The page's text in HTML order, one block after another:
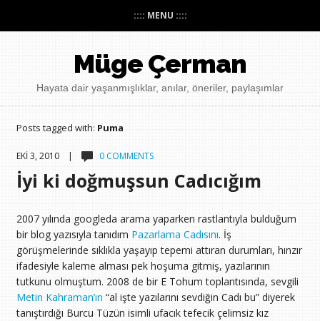
:::: MENU ::::
Müge Çerman
Hayata dair yaşanmışlıklar, anılar, öneriler, paylaşımlar
Posts tagged with: Puma
EKI 3, 2010 | 0 COMMENTS
İyi ki doğmuşsun Cadıcığım
2007 yılında googleda arama yaparken rastlantıyla bulduğum
bir blog yazısıyla tanıdım Pazarlama Cadısını. İş
görüşmelerinde sıklıkla yaşayıp tepemi attıran durumları, hınzır
ifadesiyle kaleme alması pek hoşuma gitmiş, yazılarının
tutkunu olmuştum. 2008 de bir E Tohum toplantısında, sevgili
Metin Kahraman’ın “al işte yazılarını sevdiğin Cadı bu” diyerek
tanıştırdığı Burcu Tüzün isimli ufacık tefecik çelimsiz kız